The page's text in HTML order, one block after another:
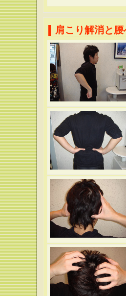
肩こり解消と